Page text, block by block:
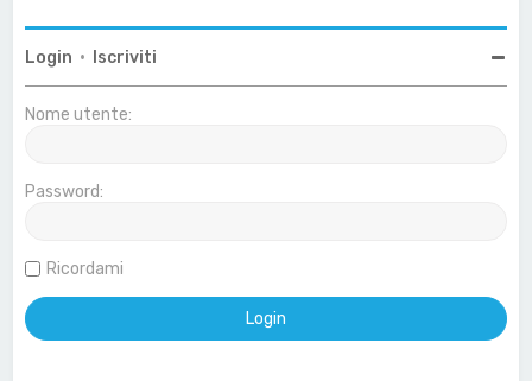
Login • Iscriviti
Nome utente:
Password:
Ricordami